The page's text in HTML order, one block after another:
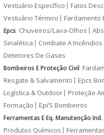
Vestuário Específico
Fatos
Vestuário Térmico
Fardamento
Epcs Chuveiros/Lava-Olhos
Sinalética
Combate A Incêndios
Detetores De Gases
Bombeiros E Proteção Civil
Resgate & Salvamento
Epcs
Logística & Outdoor
Proteção
Formação
Epi’S Bombeiros
Ferramentas E Eq. Manutenção Ind.
Produtos Químicos